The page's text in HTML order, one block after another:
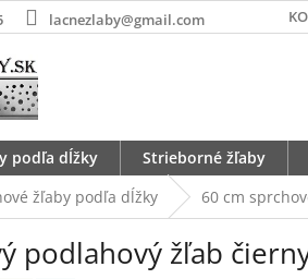
lacnezlaby@gmail.com
podľa dĺžky Strieborné žľaby
žľaby podľa dĺžky 60 cm
podlahový žľab